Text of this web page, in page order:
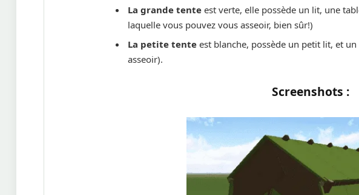
La grande tente est verte, elle possède un lit, une
laquelle vous pouvez vous asseoir, bien sûr!)
La petite tente est blanche, possède un petit lit, et
asseoir).
Screenshots :